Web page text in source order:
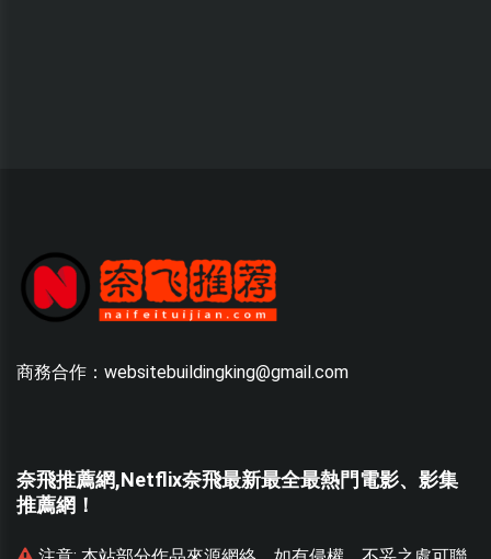
商務合作：websitebuildingking@gmail.com
奈飛推薦網,Netflix奈飛最新最全最熱門電影、影集
推薦網！